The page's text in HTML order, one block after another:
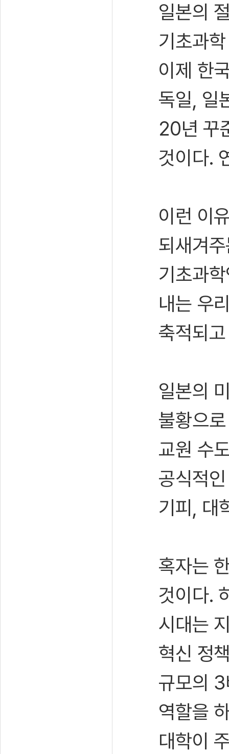
일본의
기초과
이제 한
독일, 일
20년 꾸
것이다.
이런 이
되새겨
기초과
내는 우
축적되
일본의
불황으
교원 수
공식적
기피, 대
혹자는
것이다.
시대는
혁신 정
규모의
역할을
대학이